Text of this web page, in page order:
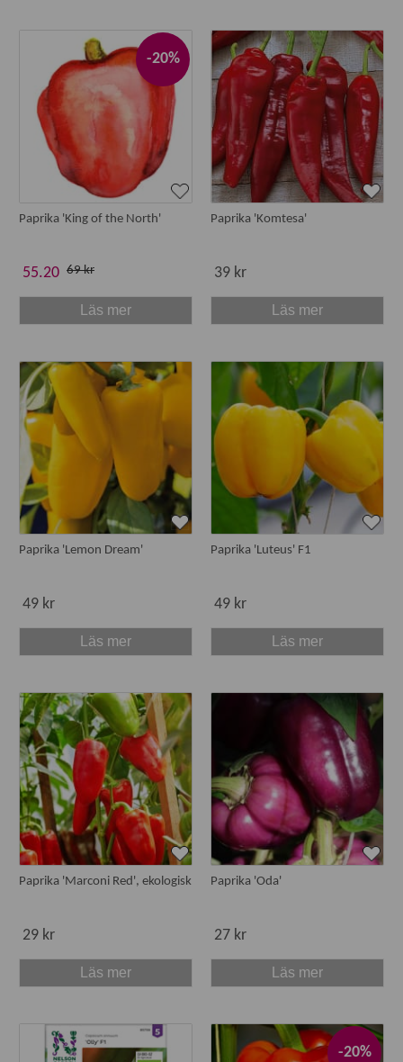
-20%
Paprika 'King of the North'
55.20 69 kr
Läs mer
Paprika 'Komtesa'
39 kr
Läs mer
Paprika 'Lemon Dream'
49 kr
Läs mer
Paprika 'Luteus' F1
49 kr
Läs mer
Paprika 'Marconi Red', ekologisk
29 kr
Läs mer
Paprika 'Oda'
27 kr
Läs mer
-20%